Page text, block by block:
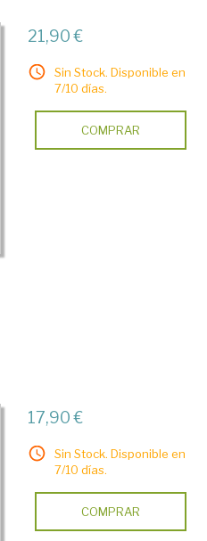
21,90 €
Sin Stock. Disponible en
7/10 días.
COMPRAR
17,90 €
Sin Stock. Disponible en
7/10 días.
COMPRAR